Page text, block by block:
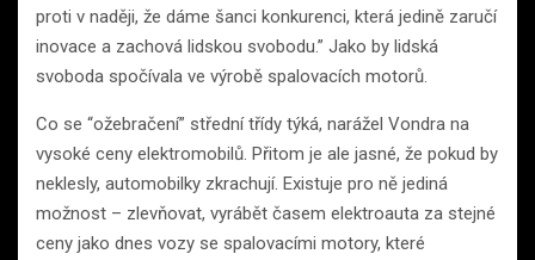
proti v naději, že dáme šanci konkurenci, která jedině zaručí
inovace a zachová lidskou svobodu.” Jako by lidská
svoboda spočívala ve výrobě spalovacích motorů.
Co se “ožebračení” střední třídy týká, narážel Vondra na
vysoké ceny elektromobilů. Přitom je ale jasné, že pokud by
neklesly, automobilky zkrachují. Existuje pro ně jediná
možnost – zlevňovat, vyrábět časem elektroauta za stejné
ceny jako dnes vozy se spalovacími motory, které